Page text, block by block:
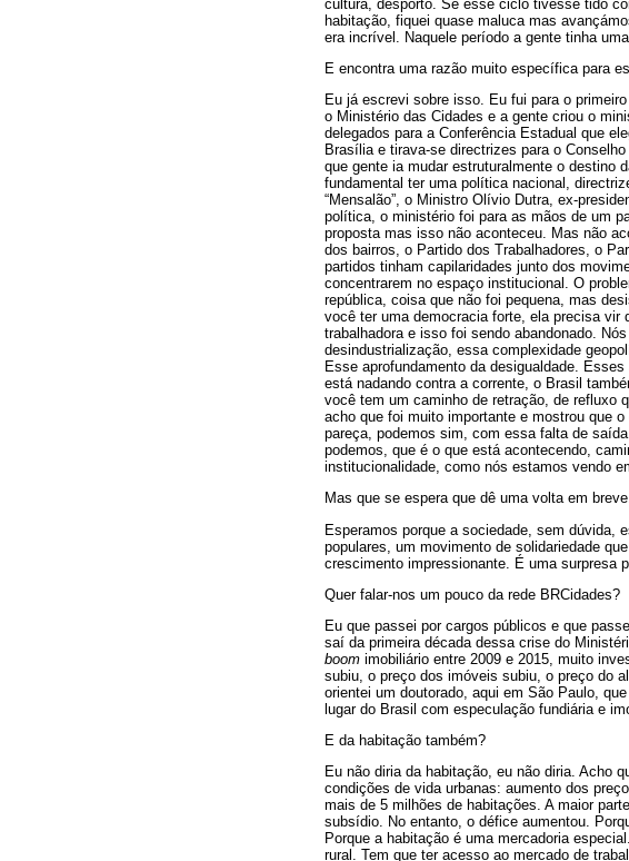
cultura, desporto. Se esse ciclo tivesse tido
habitação, fiquei quase maluca mas
era incrível. Naquele período a gente tinha
E encontra uma razão muito específica para
Eu já escrevi sobre isso. Eu fui para o
o Ministério das Cidades e a gente criou o
delegados para a Conferência Estadual que
Brasília e tirava-se directrizes para o
que gente ia mudar estruturalmente o destino
fundamental ter uma política nacional,
“Mensalão”, o Ministro Olívio Dutra, ex-
política, o ministério foi para as mãos de um
proposta mas isso não aconteceu. Mas não
dos bairros, o Partido dos Trabalhadores, o
partidos tinham capilaridades junto dos
concentrarem no espaço institucional. O
república, coisa que não foi pequena, mas
você ter uma democracia forte, ela precisa
trabalhadora e isso foi sendo abandonado.
desindustrialização, essa complexidade
Esse aprofundamento da desigualdade.
está nadando contra a corrente, o Brasil
você tem um caminho de retração, de refluxo
acho que foi muito importante e mostrou que
pareça, podemos sim, com essa falta de
podemos, que é o que está acontecendo,
institucionalidade, como nós estamos vendo
Mas que se espera que dê uma volta em
Esperamos porque a sociedade, sem dúvida,
populares, um movimento de solidariedade
crescimento impressionante. É uma surpresa
Quer falar-nos um pouco da rede BRCidades?
Eu que passei por cargos públicos e que
saí da primeira década dessa crise do
boom imobiliário entre 2009 e 2015, muito
subiu, o preço dos imóveis subiu, o preço do
orientei um doutorado, aqui em São Paulo,
lugar do Brasil com especulação fundiária e
E da habitação também?
Eu não diria da habitação, eu não diria. Acho
condições de vida urbanas: aumento dos
mais de 5 milhões de habitações. A maior
subsídio. No entanto, o défice aumentou.
Porque a habitação é uma mercadoria
rural. Tem que ter acesso ao mercado de